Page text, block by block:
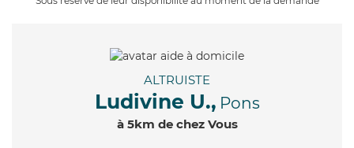
ALTRUISTE
Ludivine U., Pons
à 5km de chez Vous